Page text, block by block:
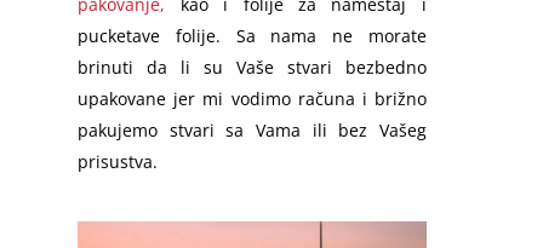
pucketave folije. Sa nama ne morate
brinuti da li su Vaše stvari bezbedno
upakovane jer mi vodimo računa i brižno
pakujemo stvari sa Vama ili bez Vašeg
prisustva.